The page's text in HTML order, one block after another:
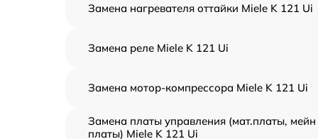
Замена нагревателя оттайки Miele K 121 Ui
Замена реле Miele K 121 Ui
Замена мотор-компрессора Miele K 121 Ui
Замена платы управления (мат.платы, мейн
платы) Miele K 121 Ui